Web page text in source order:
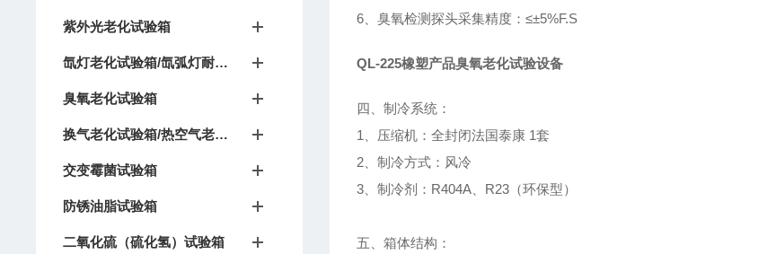
紫外光老化试验箱
氙灯老化试验箱/氙弧灯耐候试验箱
臭氧老化试验箱
换气老化试验箱/热空气老化箱
交变霉菌试验箱
防锈油脂试验箱
二氧化硫（硫化氢）试验箱
6、臭氧检测探头采集精度：≤±5%F.S
QL-225橡塑产品臭氧老化试验设备
四、制冷系统：
1、压缩机：全封闭法国泰康 1套
2、制冷方式：风冷
3、制冷剂：R404A、R23（环保型）
五、箱体结构：